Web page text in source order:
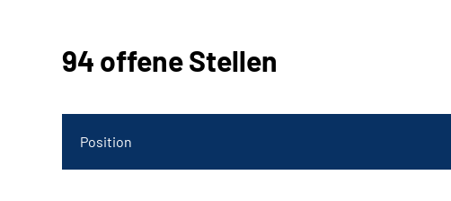
94 offene Stellen
Position